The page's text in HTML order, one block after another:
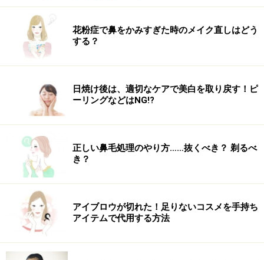
花粉症で鼻をかみすぎた時のメイク直しはどう
する？
日焼け後は、適切なケアで美白を取り戻す！ピ
ーリングなどはNG!?
正しい鼻毛処理のやり方……抜くべき？ 剃るべ
き？
アイブロウが切れた！足りないコスメを手持ち
アイテムで代用する方法